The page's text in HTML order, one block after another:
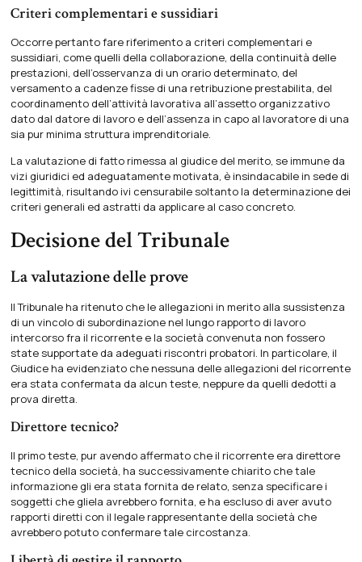
Criteri complementari e sussidiari
Occorre pertanto fare riferimento a criteri complementari e
sussidiari, come quelli della collaborazione, della continuità delle
prestazioni, dell’osservanza di un orario determinato, del
versamento a cadenze fisse di una retribuzione prestabilita, del
coordinamento dell’attività lavorativa all’assetto organizzativo
dato dal datore di lavoro e dell’assenza in capo al lavoratore di una
sia pur minima struttura imprenditoriale.
La valutazione di fatto rimessa al giudice del merito, se immune da
vizi giuridici ed adeguatamente motivata, è insindacabile in sede di
legittimità, risultando ivi censurabile soltanto la determinazione dei
criteri generali ed astratti da applicare al caso concreto.
Decisione del Tribunale
La valutazione delle prove
Il Tribunale ha ritenuto che le allegazioni in merito alla sussistenza
di un vincolo di subordinazione nel lungo rapporto di lavoro
intercorso fra il ricorrente e la società convenuta non fossero
state supportate da adeguati riscontri probatori. In particolare, il
Giudice ha evidenziato che nessuna delle allegazioni del ricorrente
era stata confermata da alcun teste, neppure da quelli dedotti a
prova diretta.
Direttore tecnico?
Il primo teste, pur avendo affermato che il ricorrente era direttore
tecnico della società, ha successivamente chiarito che tale
informazione gli era stata fornita de relato, senza specificare i
soggetti che gliela avrebbero fornita, e ha escluso di aver avuto
rapporti diretti con il legale rappresentante della società che
avrebbero potuto confermare tale circostanza.